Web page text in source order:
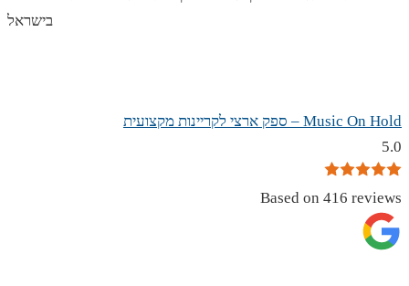
בישראל
Music On Hold – ספק ארצי לקריינות מקצועית
5.0
Based on 416 reviews